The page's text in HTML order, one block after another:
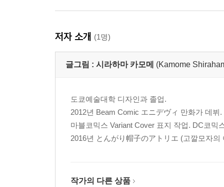
저자 소개 (1명)
글그림 : 시라하마 카모메 (Kamome
도쿄예술대학 디자인과 졸업.
2012년 Beam Comic エニデヴィ 만화가 데뷔.
마블코믹스 Variant Cover 표지 작업. DC코믹
2016년 とんがり帽子のアトリエ (고깔모자의
작가의 다른 상품